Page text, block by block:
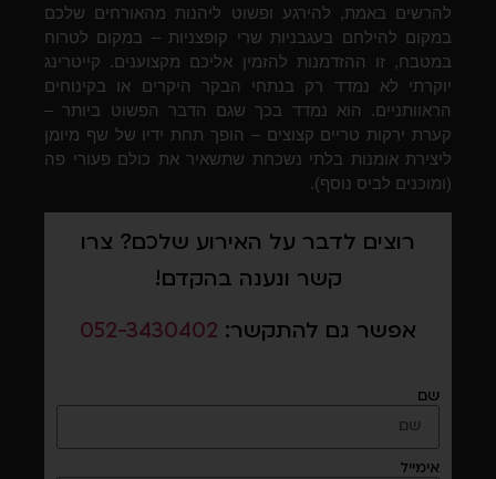
להרשים באמת, להירגע ופשוט ליהנות מהאורחים שלכם
במקום להילחם בעגבניות שרי קופצניות – במקום לטרוח
במטבח, זו ההזדמנות להזמין אליכם מקצוענים. קייטרינג
יוקרתי לא נמדד רק בנתחי הבקר היקרים או בקינוחים
הראוותניים. הוא נמדד בכך שגם הדבר הפשוט ביותר –
קערת ירקות טריים קצוצים – הופך תחת ידיו של שף מיומן
ליצירת אומנות בלתי נשכחת שתשאיר את כולם פעורי פה
(ומוכנים לביס נוסף).
רוצים לדבר על האירוע שלכם? צרו
קשר ונענה בהקדם!
אפשר גם להתקשר: 052-3430402
שם
אימייל